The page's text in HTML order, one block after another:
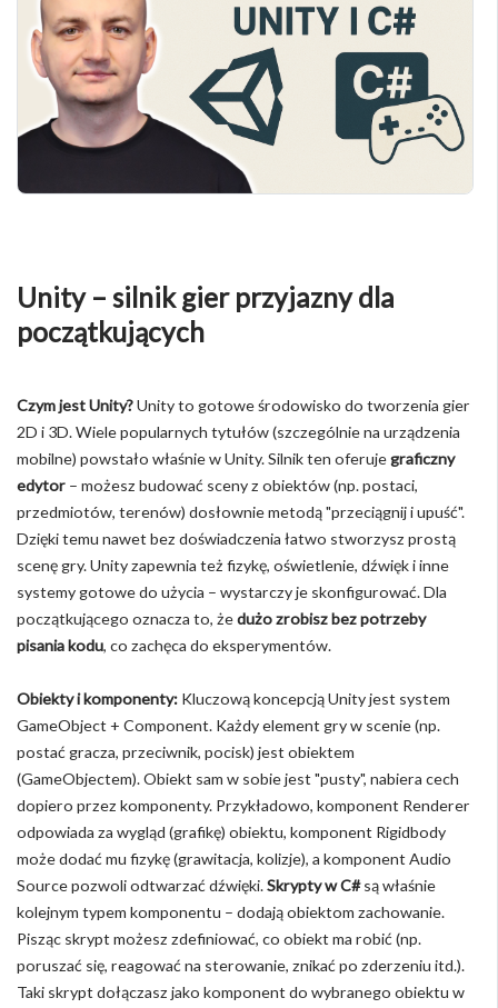
Unity – silnik gier przyjazny dla
początkujących
Czym jest Unity?Unity to gotowe środowisko do tworzenia gier
2D i 3D. Wiele popularnych tytułów (szczególnie na urządzenia
mobilne) powstało właśnie w Unity. Silnik ten oferujegraficzny
edytor – możesz budować sceny z obiektów (np. postaci,
przedmiotów, terenów) dosłownie metodą "przeciągnij i upuść".
Dzięki temu nawet bez doświadczenia łatwo stworzysz prostą
scenę gry. Unity zapewnia też fizykę, oświetlenie, dźwięk i inne
systemy gotowe do użycia – wystarczy je skonfigurować. Dla
początkującego oznacza to, żedużo zrobisz bez potrzeby
pisania kodu, co zachęca do eksperymentów.
Obiekty i komponenty: Kluczową koncepcją Unity jest system
GameObject + Component. Każdy element gry w scenie (np.
postać gracza, przeciwnik, pocisk) jest obiektem
(GameObjectem). Obiekt sam w sobie jest "pusty", nabiera cech
dopiero przez komponenty. Przykładowo, komponent Renderer
odpowiada za wygląd (grafikę) obiektu, komponent Rigidbody
może dodać mu fizykę (grawitacja, kolizje), a komponent Audio
Source pozwoli odtwarzać dźwięki.Skrypty w C#są właśnie
kolejnym typem komponentu – dodają obiektom zachowanie.
Pisząc skrypt możesz zdefiniować, co obiekt ma robić (np.
poruszać się, reagować na sterowanie, znikać po zderzeniu itd.).
Taki skrypt dołączasz jako komponent do wybranego obiektu w